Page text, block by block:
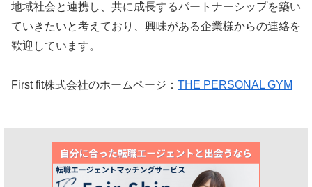
地域社会と連携し、共に成長するパートナーシップを築い
ていきたいと考えており、興味がある企業様からの連絡を
歓迎しています。
First fit株式会社のホームページ： THE PERSONAL GYM